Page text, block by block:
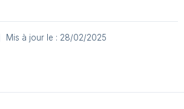
Mis à jour le : 28/02/2025